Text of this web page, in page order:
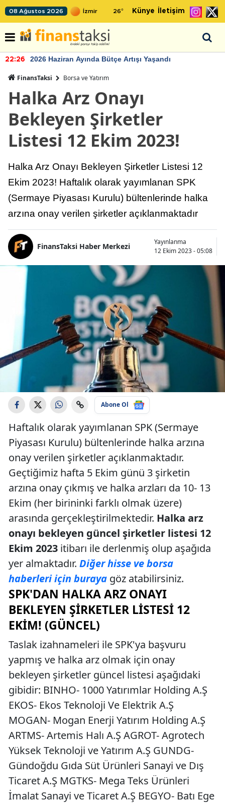
08 Ağustos 2026 26° Künye İletişim
22:26 2026 Haziran Ayında Bütçe Artışı Yaşandı
FinansTaksi Borsa ve Yatırım
Halka Arz Onayı
Bekleyen Şirketler
Listesi 12 Ekim 2023!
Halka Arz Onayı Bekleyen Şirketler Listesi 12
Ekim 2023! Haftalık olarak yayımlanan SPK
(Sermaye Piyasası Kurulu) bültenlerinde halka
arzına onay verilen şirketler açıklanmaktadır
FinansTaksi Haber Merkezi
Yayınlanma
12 Ekim 2023 - 05:08
Abone Ol
Haftalık olarak yayımlanan SPK (Sermaye
Piyasası Kurulu) bültenlerinde halka arzına
onay verilen şirketler açıklanmaktadır.
Geçtiğimiz hafta 5 Ekim günü 3 şirketin
arzına onay çıkmış ve halka arzları da 10- 13
Ekim (her birininki farklı olmak üzere)
arasında gerçekleştirilmektedir. Halka arz
onayı bekleyen güncel şirketler listesi 12
Ekim 2023 itibarı ile derlenmiş olup aşağıda
yer almaktadır. Diğer hisse ve borsa
haberleri için buraya göz atabilirsiniz.
SPK'DAN HALKA ARZ ONAYI
BEKLEYEN ŞIRKETLER LISTESI 12
EKIM! (GÜNCEL)
Taslak izahnameleri ile SPK'ya başvuru
yapmış ve halka arz olmak için onay
bekleyen şirketler güncel listesi aşağıdaki
gibidir: BINHO- 1000 Yatırımlar Holding A.Ş
EKOS- Ekos Teknoloji Ve Elektrik A.Ş
MOGAN- Mogan Enerji Yatırım Holding A.Ş
ARTMS- Artemis Halı A.Ş AGROT- Agrotech
Yüksek Teknoloji ve Yatırım A.Ş GUNDG-
Gündoğdu Gıda Süt Ürünleri Sanayi ve Dış
Ticaret A.Ş MGTKS- Mega Teks Ürünleri
İmalat Sanayi ve Ticaret A.Ş BEGYO- Batı Ege